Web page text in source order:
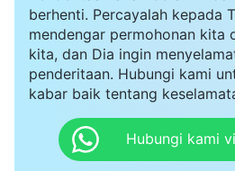
berhenti. Percayalah kepada
mendengar permohonan kita
kita, dan Dia ingin
penderitaan. Hubungi kami
kabar baik tentang
Hubungi kami